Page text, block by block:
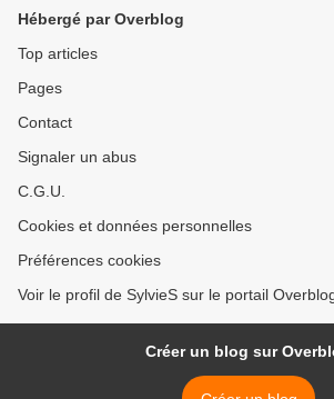
Hébergé par Overblog
Top articles
Pages
Contact
Signaler un abus
C.G.U.
Cookies et données personnelles
Préférences cookies
Voir le profil de SylvieS sur le portail
Créer un blog sur